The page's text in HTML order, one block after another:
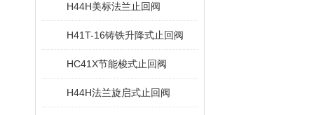
H44H美标法兰止回阀
H41T-16铸铁升降式止回阀
HC41X节能梭式止回阀
H44H法兰旋启式止回阀